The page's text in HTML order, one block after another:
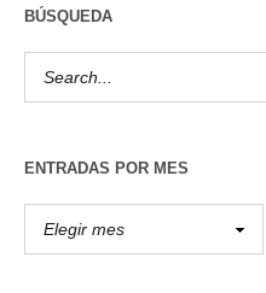
BÚSQUEDA
ENTRADAS POR MES